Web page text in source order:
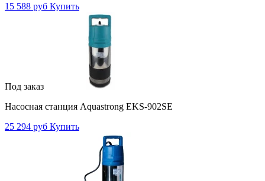
15 588 руб Купить
Под заказ
Насосная станция Aquastrong EKS-902SE
25 294 руб Купить